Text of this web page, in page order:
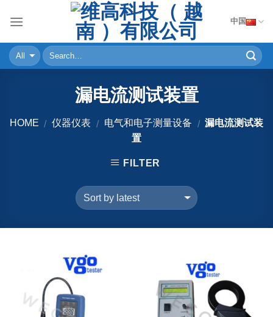
中国
漏电流测试装置
HOME / 仪器仪表 / 电气和电子测量设备 / 漏电流测试装
置
FILTER